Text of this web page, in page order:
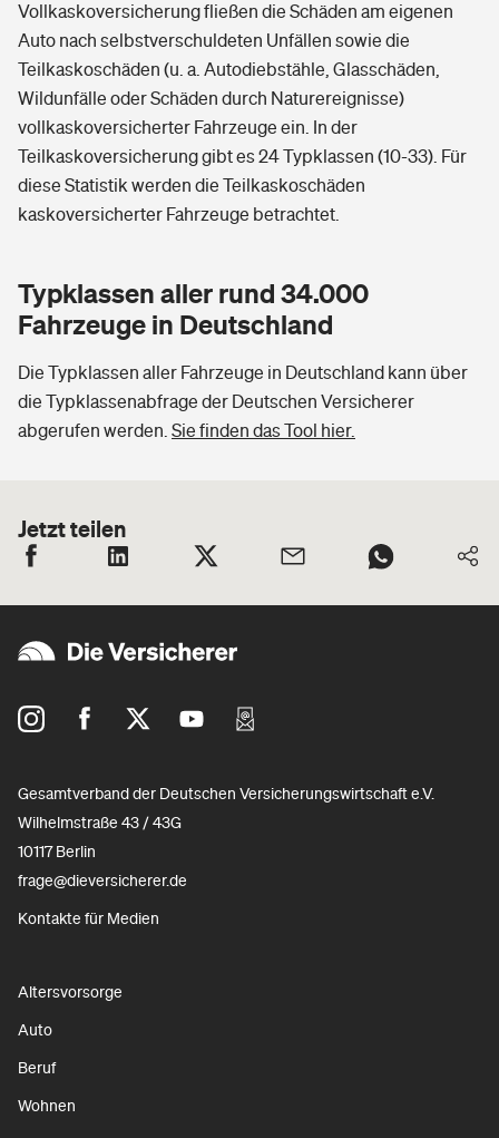
Vollkaskoversicherung fließen die Schäden am eigenen
Auto nach selbstverschuldeten Unfällen sowie die
Teilkaskoschäden (u. a. Autodiebstähle, Glasschäden,
Wildunfälle oder Schäden durch Naturereignisse)
vollkaskoversicherter Fahrzeuge ein. In der
Teilkaskoversicherung gibt es 24 Typklassen (10-33). Für
diese Statistik werden die Teilkaskoschäden
kaskoversicherter Fahrzeuge betrachtet.
Typklassen aller rund 34.000
Fahrzeuge in Deutschland
Die Typklassen aller Fahrzeuge in Deutschland kann über
die Typklassenabfrage der Deutschen Versicherer
abgerufen werden. Sie finden das Tool hier.
Jetzt teilen
Gesamtverband der Deutschen Versicherungswirtschaft e.V.
Wilhelmstraße 43 / 43G
10117 Berlin
frage@dieversicherer.de
Kontakte für Medien
Altersvorsorge
Auto
Beruf
Wohnen